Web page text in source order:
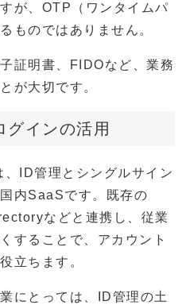
が、OTP（ワンタイムパ
ものではありません。
証明書、FIDOなど、業務
が大切です。
インの活用
、ID管理とシングルサイン
内SaaSです。既存の
などと連携し、従業
することで、アカウント
立ちます。
にとっては、ID管理の土